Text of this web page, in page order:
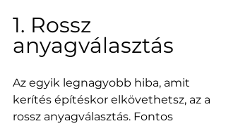
1. Rossz
anyagválasztás
Az egyik legnagyobb hiba, amit
kerítés építéskor elkövethetsz, az a
rossz anyagválasztás. Fontos